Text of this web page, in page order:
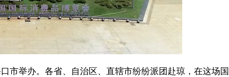
举办。各省、自治区、直辖市纷纷派团赴琼，在这场国